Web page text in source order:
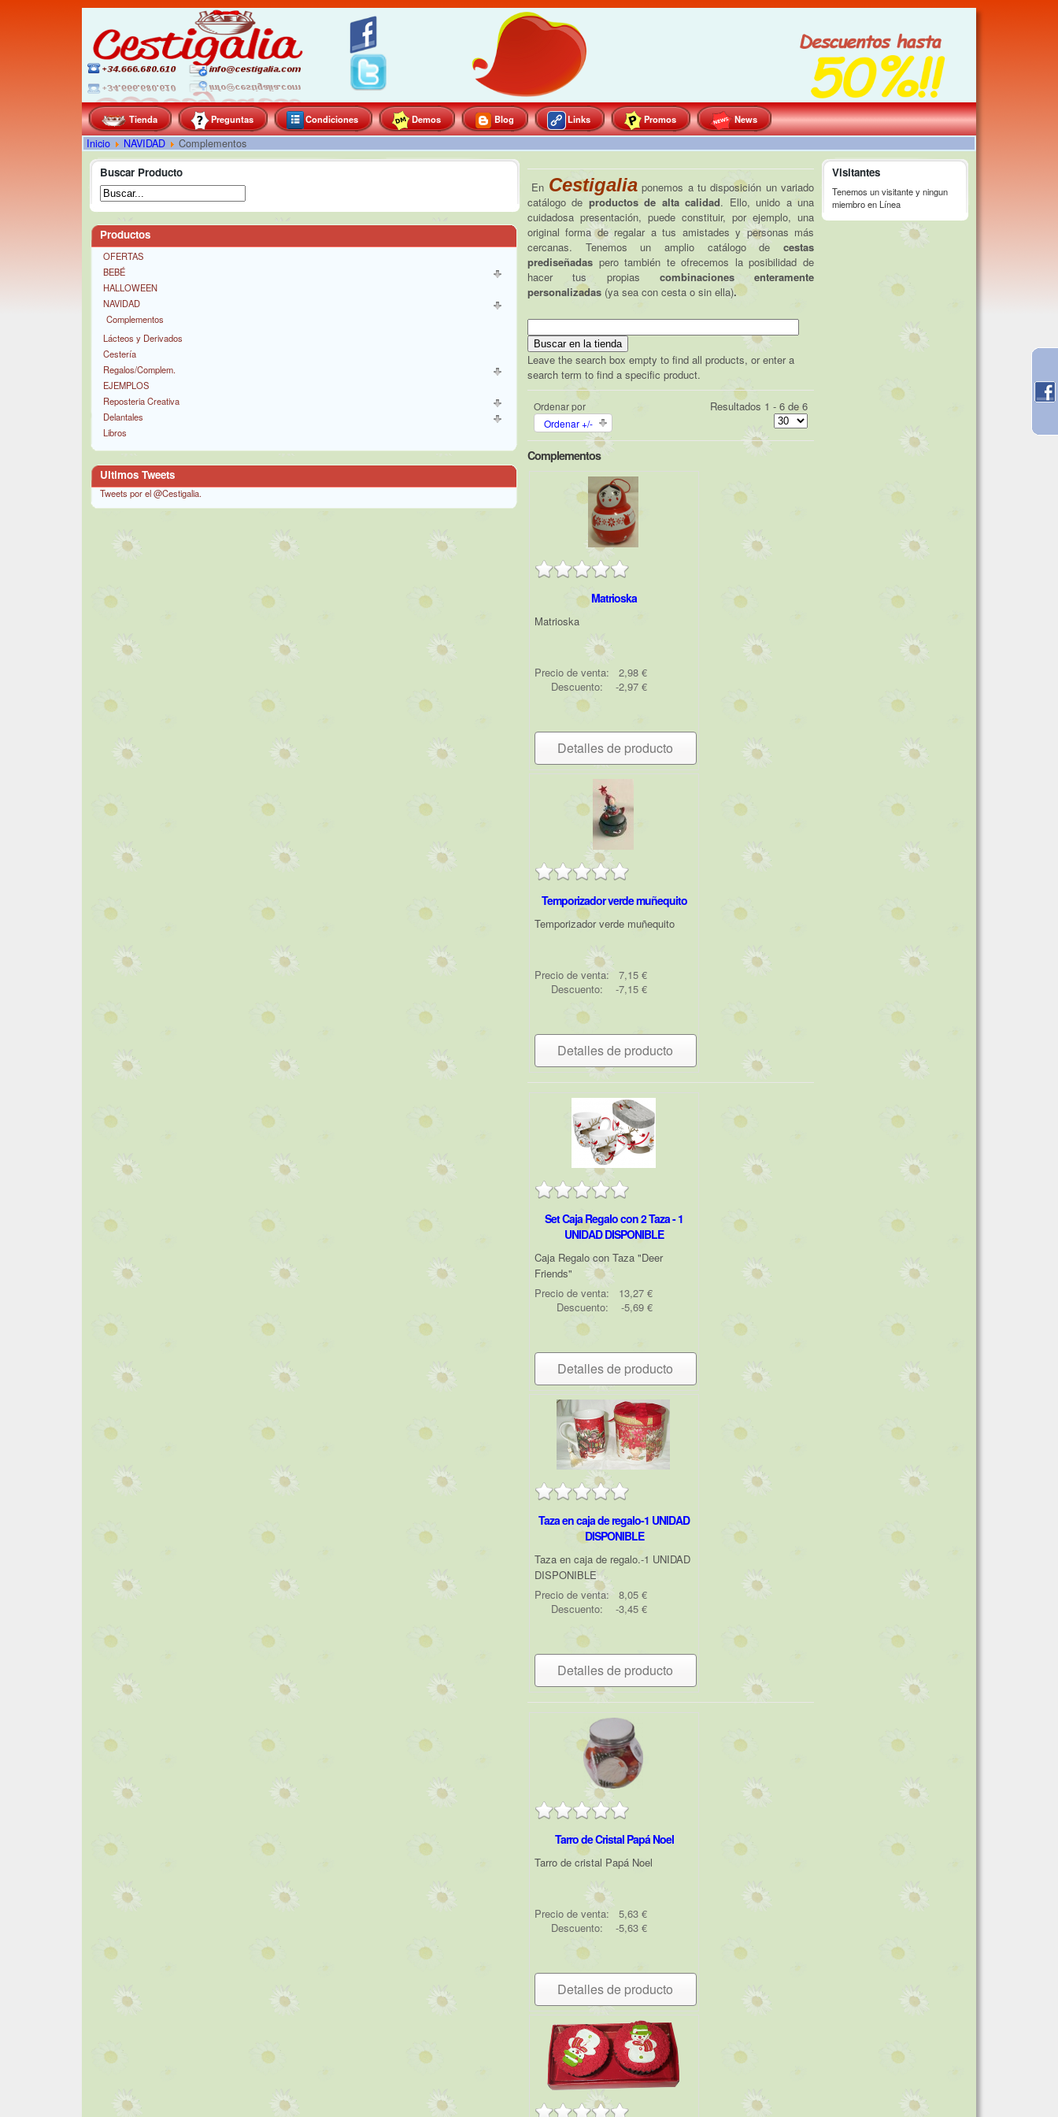
Tienda Preguntas Condiciones Demos Blog Links Promos News
Inicio NAVIDAD
Complementos
Buscar Producto
Productos
OFERTAS
BEBÉ
HALLOWEEN
NAVIDAD
Complementos
Lácteos y Derivados
Cestería
Regalos/Complem.
EJEMPLOS
Reposteria Creativa
Delantales
Libros
Ultimos Tweets
Tweets por el @Cestigalia.
En Cestigaliaponemos a tu disposición un variado
catálogo de productos de alta calidad. Ello, unido a una
cuidadosa presentación, puede constituir, por ejemplo, una
original forma de regalar a tus amistades y personas más
cercanas. Tenemos un amplio catálogo de cestas
prediseñadas pero también te ofrecemos la posibilidad de
hacer tus propias combinaciones enteramente
personalizadas (ya sea con cesta o sin ella).
Leave the search box empty to find all products, or enter a
search term to find a specific product.
Ordenar por
Ordenar +/-
Resultados 1 - 6 de 6
Complementos
Matrioska
Matrioska
Precio de venta:
2,98 €
Descuento:
-2,97 €
Detalles de producto
Temporizador verde muñequito
Temporizador verde muñequito
Precio de venta:
7,15 €
Descuento:
-7,15 €
Detalles de producto
Set Caja Regalo con 2 Taza - 1
UNIDAD DISPONIBLE
Caja Regalo con Taza "Deer
Friends"
Precio de venta:
13,27 €
Descuento:
-5,69 €
Detalles de producto
Taza en caja de regalo-1 UNIDAD
DISPONIBLE
Taza en caja de regalo.-1 UNIDAD
DISPONIBLE
Precio de venta:
8,05 €
Descuento:
-3,45 €
Detalles de producto
Tarro de Cristal Papá Noel
Tarro de cristal Papá Noel
Precio de venta:
5,63 €
Descuento:
-5,63 €
Detalles de producto
Visitantes
Tenemos un visitante y ningun
miembro en Línea